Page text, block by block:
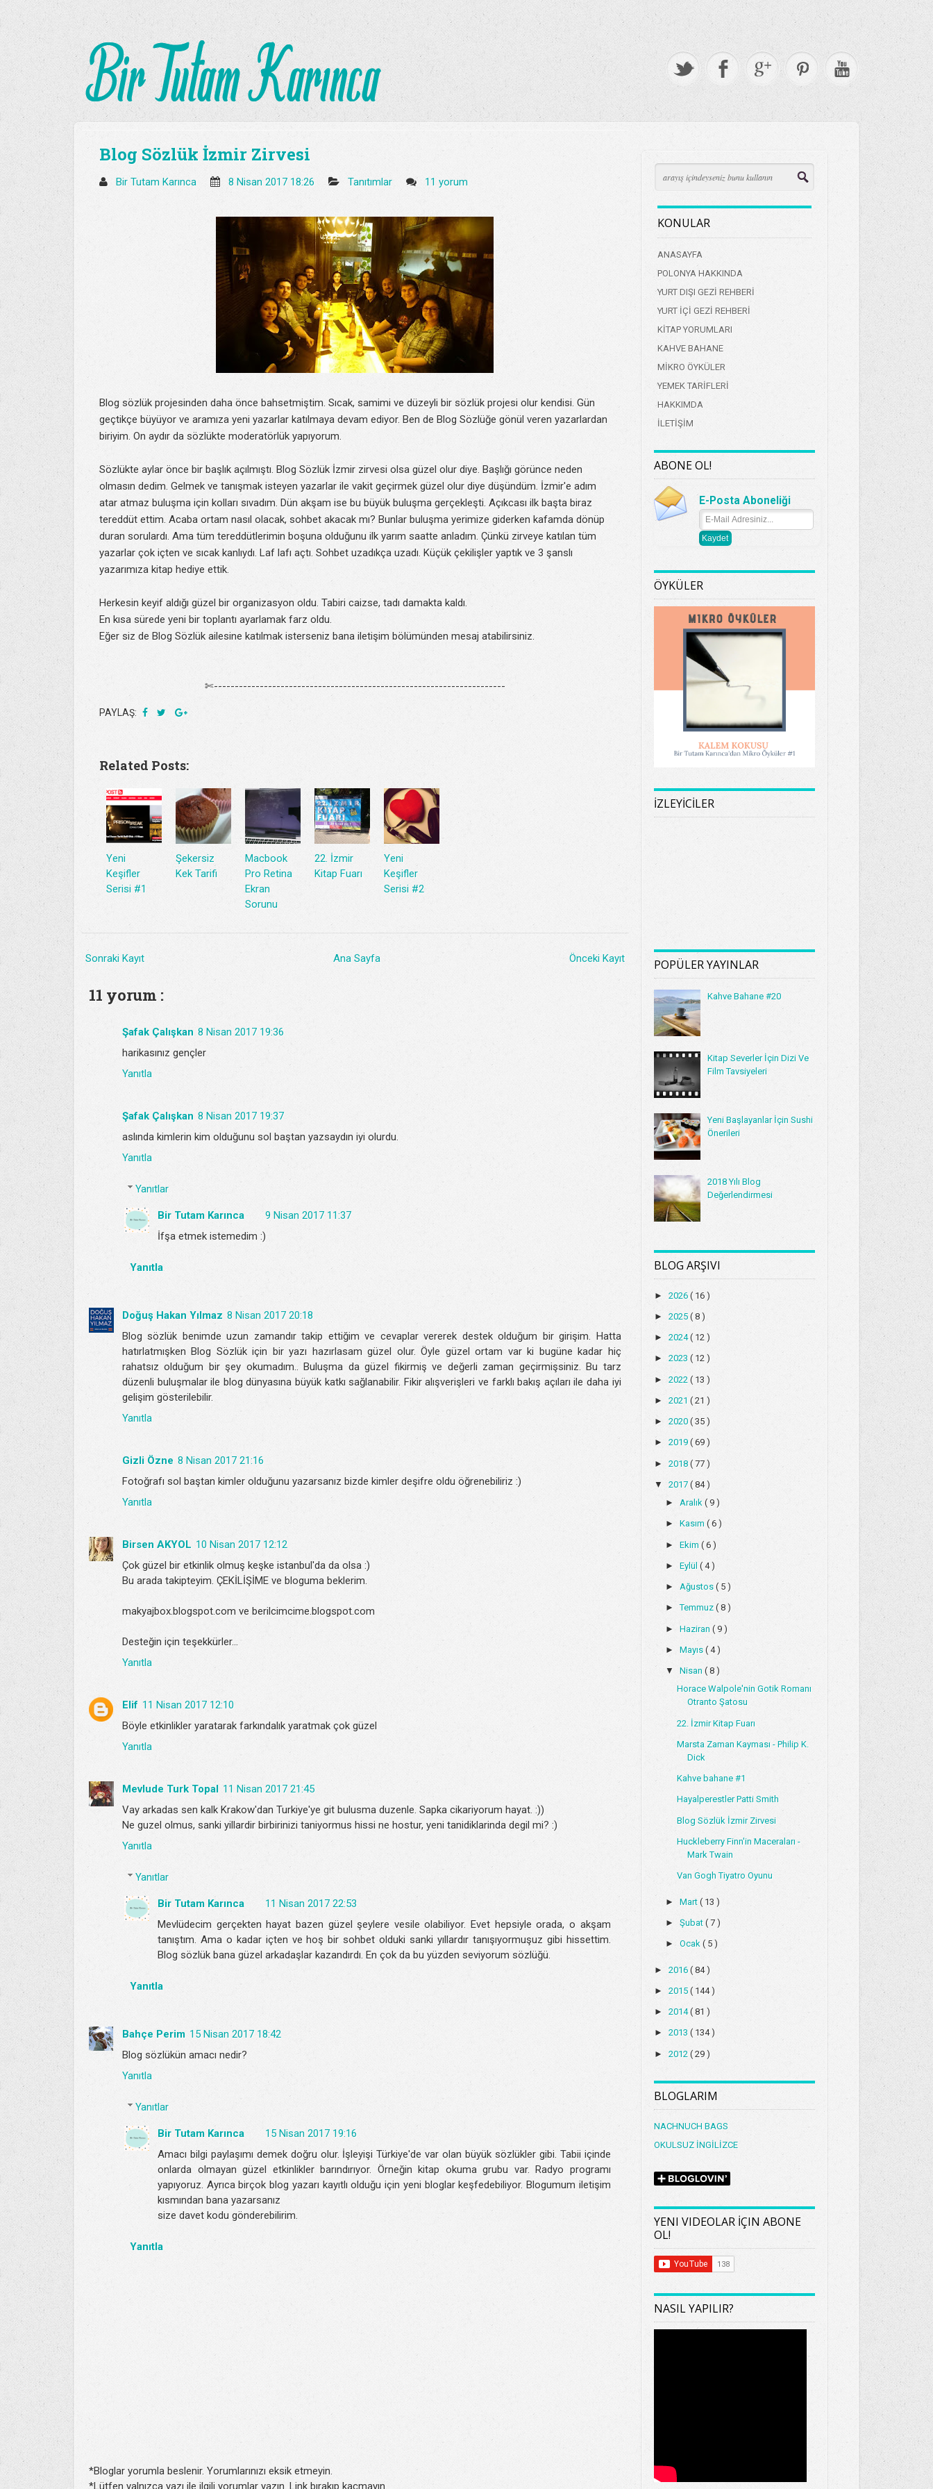
Blog Sözlük İzmir Zirvesi
Bir Tutam Karınca 8 Nisan 2017 18:26 Tanıtımlar 11 yorum
Blog sözlük projesinden daha önce bahsetmiştim. Sıcak, samimi ve düzeyli bir sözlük projesi olur kendisi. Gün
geçtikçe büyüyor ve aramıza yeni yazarlar katılmaya devam ediyor. Ben de Blog Sözlüğe gönül veren yazarlardan
biriyim. On aydır da sözlükte moderatörlük yapıyorum.
Sözlükte aylar önce bir başlık açılmıştı. Blog Sözlük İzmir zirvesi olsa güzel olur diye. Başlığı görünce neden
olmasın dedim. Gelmek ve tanışmak isteyen yazarlar ile vakit geçirmek güzel olur diye düşündüm. İzmir'e adım
atar atmaz buluşma için kolları sıvadım. Dün akşam ise bu büyük buluşma gerçekleşti. Açıkcası ilk başta biraz
tereddüt ettim. Acaba ortam nasıl olacak, sohbet akacak mı? Bunlar buluşma yerimize giderken kafamda dönüp
duran sorulardı. Ama tüm tereddütlerimin boşuna olduğunu ilk yarım saatte anladım. Çünkü zirveye katılan tüm
yazarlar çok içten ve sıcak kanlıydı. Laf lafı açtı. Sohbet uzadıkça uzadı. Küçük çekilişler yaptık ve 3 şanslı
yazarımıza kitap hediye ettik.
Herkesin keyif aldığı güzel bir organizasyon oldu. Tabiri caizse, tadı damakta kaldı.
En kısa sürede yeni bir toplantı ayarlamak farz oldu.
Eğer siz de Blog Sözlük ailesine katılmak isterseniz bana iletişim bölümünden mesaj atabilirsiniz.
✄----------------------------------------------------------------------
PAYLAŞ:
Related Posts:
Yeni
Keşifler
Serisi #1
Şekersiz
Kek Tarifi
Macbook
Pro Retina
Ekran
Sorunu
22. İzmir
Kitap Fuarı
Yeni
Keşifler
Serisi #2
Sonraki Kayıt Önceki Kayıt
Ana Sayfa
11 yorum :
Şafak Çalışkan 8 Nisan 2017 19:36
harikasınız gençler
Yanıtla
Şafak Çalışkan 8 Nisan 2017 19:37
aslında kimlerin kim olduğunu sol baştan yazsaydın iyi olurdu.
Yanıtla
Yanıtlar
Bir Tutam Karınca
9 Nisan 2017 11:37
İfşa etmek istemedim :)
Yanıtla
Doğuş Hakan Yılmaz 8 Nisan 2017 20:18
Blog sözlük benimde uzun zamandır takip ettiğim ve cevaplar vererek destek olduğum bir girişim. Hatta
hatırlatmışken Blog Sözlük için bir yazı hazırlasam güzel olur. Öyle güzel ortam var ki bugüne kadar hiç
rahatsız olduğum bir şey okumadım.. Buluşma da güzel fikirmiş ve değerli zaman geçirmişsiniz. Bu tarz
düzenli buluşmalar ile blog dünyasına büyük katkı sağlanabilir. Fikir alışverişleri ve farklı bakış açıları ile daha iyi
gelişim gösterilebilir.
Yanıtla
Gizli Özne 8 Nisan 2017 21:16
Fotoğrafı sol baştan kimler olduğunu yazarsanız bizde kimler deşifre oldu öğrenebiliriz :)
Yanıtla
Birsen AKYOL 10 Nisan 2017 12:12
Çok güzel bir etkinlik olmuş keşke istanbul'da da olsa :)
Bu arada takipteyim. ÇEKİLİŞİME ve bloguma beklerim.
makyajbox.blogspot.com ve berilcimcime.blogspot.com
Desteğin için teşekkürler...
Yanıtla
Elif 11 Nisan 2017 12:10
Böyle etkinlikler yaratarak farkındalık yaratmak çok güzel
Yanıtla
Mevlude Turk Topal 11 Nisan 2017 21:45
Vay arkadas sen kalk Krakow'dan Turkiye'ye git bulusma duzenle. Sapka cikariyorum hayat. :))
Ne guzel olmus, sanki yillardir birbirinizi taniyormus hissi ne hostur, yeni tanidiklarinda degil mi? :)
Yanıtla
Yanıtlar
Bir Tutam Karınca
11 Nisan 2017 22:53
Mevlüdecim gerçekten hayat bazen güzel şeylere vesile olabiliyor. Evet hepsiyle orada, o akşam
tanıştım. Ama o kadar içten ve hoş bir sohbet olduki sanki yıllardır tanışıyormuşuz gibi hissettim.
Blog sözlük bana güzel arkadaşlar kazandırdı. En çok da bu yüzden seviyorum sözlüğü.
Yanıtla
Bahçe Perim 15 Nisan 2017 18:42
Blog sözlükün amacı nedir?
Yanıtla
Yanıtlar
Bir Tutam Karınca
15 Nisan 2017 19:16
Amacı bilgi paylaşımı demek doğru olur. İşleyişi Türkiye'de var olan büyük sözlükler gibi. Tabii içinde
onlarda olmayan güzel etkinlikler barındırıyor. Örneğin kitap okuma grubu var. Radyo programı
yapıyoruz. Ayrıca birçok blog yazarı kayıtlı olduğu için yeni bloglar keşfedebiliyor. Blogumum iletişim
kısmından bana yazarsanız
size davet kodu gönderebilirim.
Yanıtla
*Bloglar yorumla beslenir. Yorumlarınızı eksik etmeyin.
*Lütfen yalnızca yazı ile ilgili yorumlar yazın. Link bırakıp kaçmayın.
KONULAR
ANASAYFA
POLONYA HAKKINDA
YURT DIŞI GEZİ REHBERİ
YURT İÇİ GEZİ REHBERİ
KİTAP YORUMLARI
KAHVE BAHANE
MİKRO ÖYKÜLER
YEMEK TARİFLERİ
HAKKIMDA
İLETİŞİM
ABONE OL!
E-Posta Aboneliği
ÖYKÜLER
İZLEYİCİLER
POPÜLER YAYINLAR
Kahve Bahane #20
Kitap Severler İçin Dizi Ve
Film Tavsiyeleri
Yeni Başlayanlar İçin Sushi
Önerileri
2018 Yılı Blog
Değerlendirmesi
BLOG ARŞIVI
►2026( 16 )
►2025( 8 )
►2024( 12 )
►2023( 12 )
►2022( 13 )
►2021( 21 )
►2020( 35 )
►2019( 69 )
►2018( 77 )
▼2017( 84 )
► Aralık ( 9 )
► Kasım ( 6 )
► Ekim ( 6 )
► Eylül ( 4 )
► Ağustos ( 5 )
►Temmuz ( 8 )
► Haziran ( 9 )
► Mayıs ( 4 )
▼ Nisan ( 8 )
Horace Walpole'nin Gotik Romanı
Otranto Şatosu
22. İzmir Kitap Fuarı
Marsta Zaman Kayması - Philip K.
Dick
Kahve bahane #1
Hayalperestler Patti Smith
Blog Sözlük İzmir Zirvesi
Huckleberry Finn'in Maceraları -
Mark Twain
Van Gogh Tiyatro Oyunu
► Mart ( 13 )
► Şubat ( 7 )
► Ocak ( 5 )
►2016( 84 )
►2015( 144 )
►2014( 81 )
►2013( 134 )
►2012( 29 )
BLOGLARIM
NACHNUCH BAGS
OKULSUZ İNGİLİZCE
YENI VIDEOLAR İÇIN ABONE
OL!
NASIL YAPILIR?